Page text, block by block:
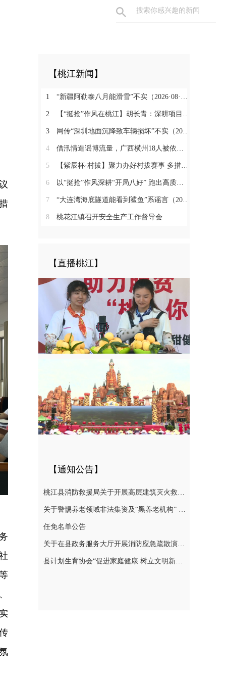
【桃江新闻】
1 “新疆阿勒泰八月能滑雪”不实（2026·08·07）
2 【“挺抢”作风在桃江】胡长青：深耕项目一线 实干抢拼促发展
3 网传“深圳地面沉降致车辆损坏”不实（2026·08·06）
4 借汛情造谣博流量，广西横州18人被依法查处（2026·08·05）
5 【紫辰杯·村拔】聚力办好村拔赛事 多措释放消费活力
6 以“挺抢”作风深耕“开局八好” 跑出高质量发展加速度
7 “大连湾海底隧道能看到鲨鱼”系谣言（2026·08·04）
8 桃花江镇召开安全生产工作督导会
【直播桃江】
【通知公告】
桃江县消防救援局关于开展高层建筑灭火救援实战演练的通告
关于警惕养老领域非法集资及“黑养老机构” 切实防范涉老风险的提示
任免名单公告
关于在县政务服务大厅开展消防应急疏散演练的通知
县计划生育协会“促进家庭健康 树立文明新风”倡议书